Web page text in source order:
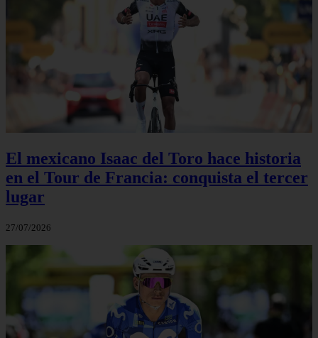
El mexicano Isaac del Toro hace historia
en el Tour de Francia: conquista el tercer
lugar
27/07/2026